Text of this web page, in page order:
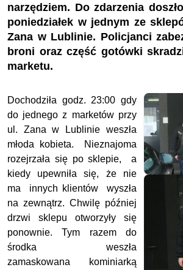
narzędziem. Do zdarzenia
poniedziałek w jednym ze
Zana w Lublinie. Policjanci
broni oraz część gotówki
marketu.
Dochodziła godz. 23:00 gdy
do jednego z marketów przy
ul. Zana w Lublinie weszła
młoda kobieta. Nieznajoma
rozejrzała się po sklepie, a
kiedy upewniła się, że nie
ma innych klientów wyszła
na zewnątrz. Chwilę później
drzwi sklepu otworzyły się
ponownie. Tym razem do
środka weszła
zamaskowana kominiarką